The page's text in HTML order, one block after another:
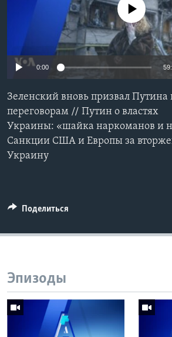
Learning English
СОЦИАЛЬНЫЕ СЕТИ
Языки
No media source
0:00
Зеленский вновь призвал Путина
переговорам // Путин о властях
Украины: «шайка наркоманов и
Санкции США и Европы за
Украину
Поделиться
Эпизоды